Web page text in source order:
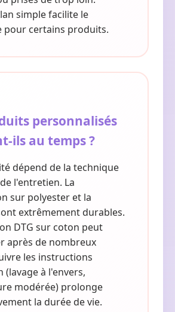
simple facilite le
pour certains produits.
personnalisés
ils au temps ?
dépend de la technique
l'entretien. La
sur polyester et la
extrêmement durables.
DTG sur coton peut
après de nombreux
les instructions
(lavage à l'envers,
modérée) prolonge
la durée de vie.